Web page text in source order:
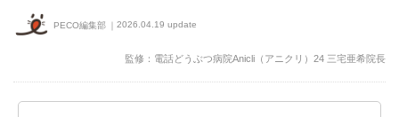
PECO編集部 2026.04.19 update
監修：電話どうぶつ病院Anicli（アニクリ）24 三宅亜希院長